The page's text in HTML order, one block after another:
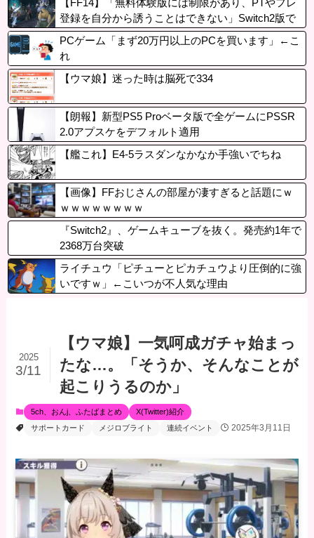
登録を自分から誘うことはできない」Switch2版で
フリートライアルを始める人の注意点
PCゲーム「まず20万円以上のPCを買います」←こ
れ
【ウマ娘】迷った時は脳死で334
【朗報】新型PS5 Proベータ版で全ゲームにPSSR
2.0アプスケをデフォルト適用
【艦これ】E4-5ラスダンなかなか手強いでちね
【画像】FFおじさんの部屋が凄すぎると話題にｗ
ｗｗｗｗｗｗｗｗ
『Switch2』、ゲームキューブを抜く。発売約1年で
2368万台突破
ライチュウ「ピチューとピカチュウより圧倒的に強
いですｗ」←こいつが不人気な理由
【ウマ娘】一気呵成ガチャ始まっ
たな…。「そうか、そんなことが
起こりうるのか」
2025
3/11
5ch、おんj、ふたばまとめ
X(Twitter)紹介
サポートカード
メジロブライト 連続イベント 2025年3月11日